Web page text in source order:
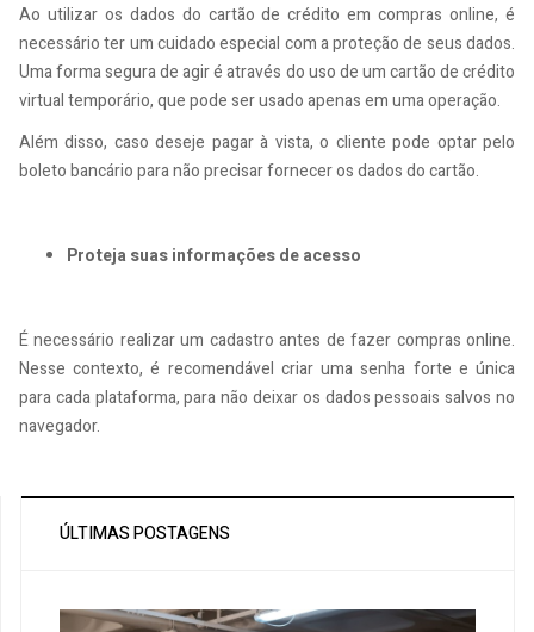
Ao utilizar os dados do cartão de crédito em compras online, é
necessário ter um cuidado especial com a proteção de seus dados.
Uma forma segura de agir é através do uso de um cartão de crédito
virtual temporário, que pode ser usado apenas em uma operação.
Além disso, caso deseje pagar à vista, o cliente pode optar pelo
boleto bancário para não precisar fornecer os dados do cartão.
Proteja suas informações de acesso
É necessário realizar um cadastro antes de fazer compras online.
Nesse contexto, é recomendável criar uma senha forte e única
para cada plataforma, para não deixar os dados pessoais salvos no
navegador.
ÚLTIMAS POSTAGENS